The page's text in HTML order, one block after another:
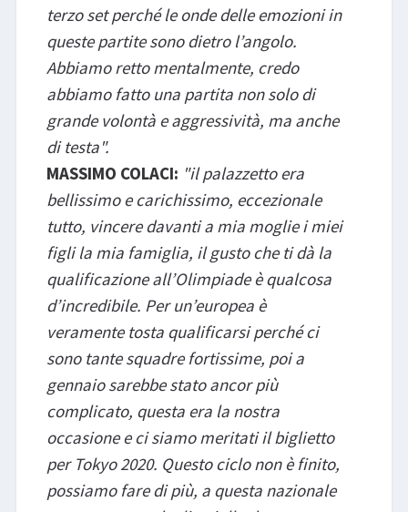
terzo set perché le onde delle emozioni in
queste partite sono dietro l’angolo.
Abbiamo retto mentalmente, credo
abbiamo fatto una partita non solo di
grande volontà e aggressività, ma anche
di testa".
MASSIMO COLACI: "il palazzetto era
bellissimo e carichissimo, eccezionale
tutto, vincere davanti a mia moglie i miei
figli la mia famiglia, il gusto che ti dà la
qualificazione all’Olimpiade è qualcosa
d’incredibile. Per un’europea è
veramente tosta qualificarsi perché ci
sono tante squadre fortissime, poi a
gennaio sarebbe stato ancor più
complicato, questa era la nostra
occasione e ci siamo meritati il biglietto
per Tokyo 2020. Questo ciclo non è finito,
possiamo fare di più, a questa nazionale